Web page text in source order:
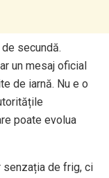
secundă.
un mesaj oficial
de iarnă. Nu e o
poate evolua
senzația de frig, ci